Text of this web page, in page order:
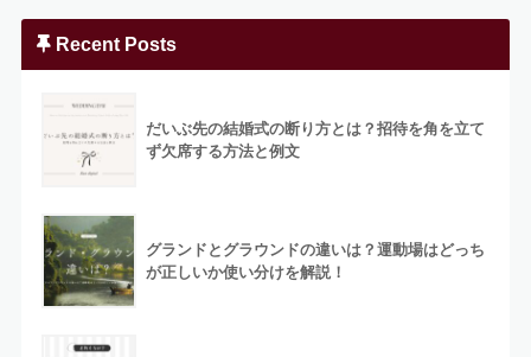
Recent Posts
だいぶ先の結婚式の断り方とは？招待を角を立て
ず欠席する方法と例文
グランドとグラウンドの違いは？運動場はどっち
が正しいか使い分けを解説！